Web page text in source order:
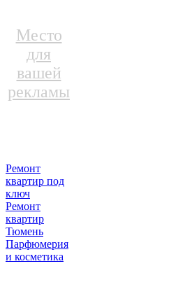
Место
для
вашей
рекламы
Ремонт
квартир под
ключ
Ремонт
квартир
Тюмень
Парфюмерия
и косметика